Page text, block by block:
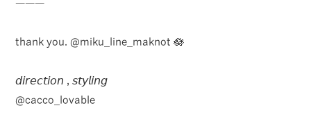
thank you.@miku_line_maknot🪷
𝘥𝘪𝘳𝘦𝘤𝘵𝘪𝘰𝘯 , 𝘴𝘵𝘺𝘭𝘪𝘯𝘨
@cacco_lovable